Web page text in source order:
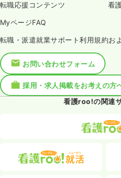
転職応援コンテンツ 看
MyページFAQ
転職・派遣就業サポート利用規約お
お問い合わせフォーム
採用・求人掲載をお考えの方
看護roo!の関連